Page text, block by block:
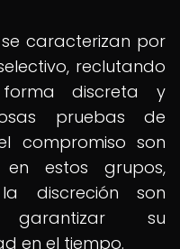
caracterizan por
reclutando
discreta y
pruebas de
compromiso son
en estos grupos,
discreción son
garantizar su
en el tiempo.